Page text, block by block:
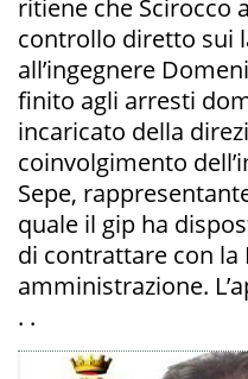
ritiene che Scirocco
controllo diretto sui
all’ingegnere
finito agli arresti
incaricato della
coinvolgimento
Sepe,
quale il gip ha
di contrattare con la
amministrazione.
. .